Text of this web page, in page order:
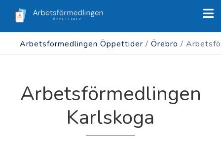
Arbetsformedlingen Öppettider / Örebro /
Arbetsförmedlingen
Karlskoga